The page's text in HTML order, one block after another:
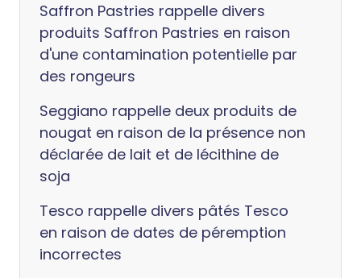
Saffron Pastries rappelle divers
produits Saffron Pastries en raison
d'une contamination potentielle par
des rongeurs
Seggiano rappelle deux produits de
nougat en raison de la présence non
déclarée de lait et de lécithine de
soja
Tesco rappelle divers pâtés Tesco
en raison de dates de péremption
incorrectes